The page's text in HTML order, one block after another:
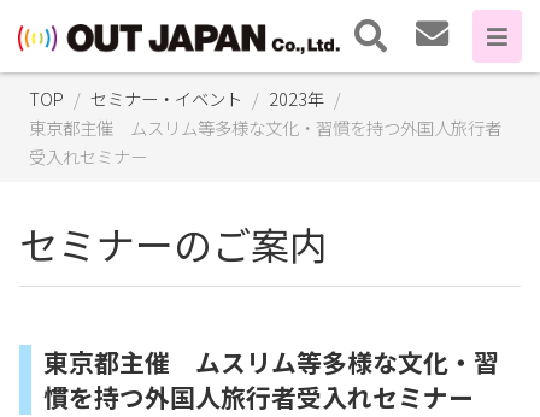
TOP セミナー・イベント
2023年
東京都主催 ムスリム等多様な文化・習慣を持つ外国人旅行者
受入れセミナー
セミナーのご案内
東京都主催 ムスリム等多様な文化・習
慣を持つ外国人旅行者受入れセミナー